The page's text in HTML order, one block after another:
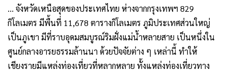
… จังหวัดเหนือสุดของประเทศไทย ห่างจากกรุงเทพฯ 829
กิโลเมตร มีพื้นที่ 11,678 ตารางกิโลเมตร ภูมิประเทศส่วนใหญ่
เป็นภูเขา มีที่ราบอุดมสมบูรณ์ริมฝั่งแม่น้ำหลายสาย เป็นหนึ่งใน
ศูนย์กลางอารยธรรมล้านนา ด้วยปัจจัยต่าง ๆ เหล่านี้ ทำให้
เชียงรายมีแหล่งท่องเที่ยวที่หลากหลาย ทั้งแหล่งท่องเที่ยวทาง